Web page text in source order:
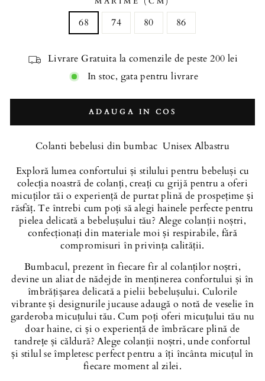
68 74 80 86
Livrare Gratuita la comenzile de peste 200 lei
In stoc, gata pentru livrare
ADAUGA IN COS
Colanti bebelusi din bumbac Unisex Albastru
Exploră lumea confortului și stilului pentru bebeluși cu
colecția noastră de colanți, creați cu grijă pentru a oferi
micuților tăi o experiență de purtat plină de prospețime și
răsfăț. Te întrebi cum poți să alegi hainele perfecte pentru
pielea delicată a bebelușului tău? Alege colanții noștri,
confecționați din materiale moi și respirabile, fără
compromisuri în privința calității.
Bumbacul, prezent în fiecare fir al colanților noștri,
devine un aliat de nădejde în menținerea confortului și în
îmbrățișarea delicată a pielii bebelușului. Culorile
vibrante și designurile jucause adaugă o notă de veselie în
garderoba micuțului tău. Cum poți oferi micuțului tău nu
doar haine, ci și o experiență de îmbrăcare plină de
tandrețe și căldură? Alege colanții noștri, unde confortul
și stilul se împletesc perfect pentru a îți încânta micuțul în
fiecare moment al zilei.